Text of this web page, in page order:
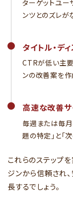
ターゲットユー
ンツとのズレが
タイトル・デ
CTRが低い主要
ンの改善案を作
高速な改善
毎週または毎月
題の特定」と「
これらのステップ
ジンから信頼され
長するでしょう。